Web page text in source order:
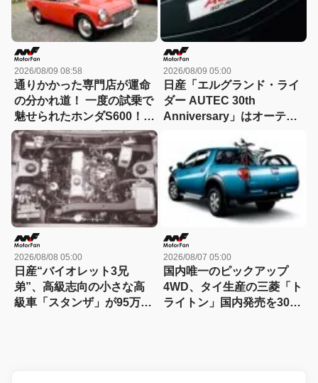
2026/08/09 08:58
通りかかった専門店が運命
の分かれ道！ 一度の試乗で
魅せられたホンダS600！
【花見の里で感謝の集いや
ります！】
2026/08/09 05:00
日産「エルグランド・ライ
ダー AUTEC 30th
Anniversary」はオーテッ
車！ 426万円～16年に発売
【今日は何の日？8月9日】
2026/08/08 05:00
日産“バイオレット3兄
弟”、高級志向の小さな高
級車「スタンザ」が95万円
2026/08/07 05:00
国内唯一のピックアップ
4WD、タイ生産の三菱「ト
ライトン」国内発売を300